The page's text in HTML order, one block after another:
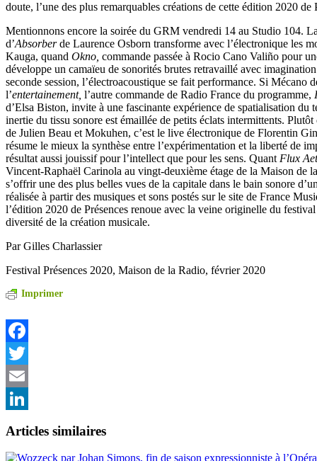
doute, l’une des plus remarquables créations de cette édition 2020 de
Mentionnons encore la soirée du GRM vendredi 14 au Studio 104.
d’Absorberde Laurence Osborn transforme avec l’électronique les
Kauga, quand Okno, commande passée à Rocio Cano Valiño pour
développe un camaïeu de sonorités brutes retravaillé avec
seconde session, l’électroacoustique se fait performance. Si Mécano
l’entertainement, l’autre commande de Radio France du programme,
d’Elsa Biston, invite à une fascinante expérience de spatialisation du
inertie du tissu sonore est émaillée de petits éclats intermittents.
de Julien Beau et Mokuhen, c’est le live électronique de Florentin
résume le mieux la synthèse entre l’expérimentation et la liberté de
résultat aussi jouissif pour l’intellect que pour les sens. Quant Flux
Vincent-Raphaël Carinola au vingt-deuxième étage de la Maison de
s’offrir une des plus belles vues de la capitale dans le bain sonore
réalisée à partir des musiques et sons postés sur le site de France
l’édition 2020 de Présences renoue avec la veine originelle du
diversité de la création musicale.
Par Gilles Charlassier
Festival Présences 2020, Maison de la Radio, février 2020
Imprimer
Facebook
Twitter
Email
Articles similaires